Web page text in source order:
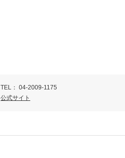
TEL： 04-2009-1175
公式サイト